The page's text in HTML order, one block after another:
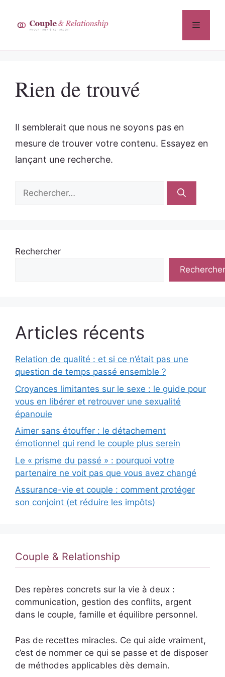
contenu
Menu
Rien de trouvé
Il semblerait que nous ne soyons pas en
mesure de trouver votre contenu. Essayez en
lançant une recherche.
Rechercher :
Rechercher
Rechercher
Articles récents
Relation de qualité : et si ce n’était pas une
question de temps passé ensemble ?
Croyances limitantes sur le sexe : le guide pour
vous en libérer et retrouver une sexualité
épanouie
Aimer sans étouffer : le détachement
émotionnel qui rend le couple plus serein
Le « prisme du passé » : pourquoi votre
partenaire ne voit pas que vous avez changé
Assurance-vie et couple : comment protéger
son conjoint (et réduire les impôts)
Couple & Relationship
Des repères concrets sur la vie à deux :
communication, gestion des conflits, argent
dans le couple, famille et équilibre personnel.
Pas de recettes miracles. Ce qui aide vraiment,
c’est de nommer ce qui se passe et de disposer
de méthodes applicables dès demain.